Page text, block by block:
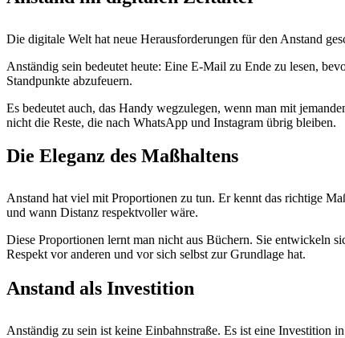
Die digitale Welt hat neue Herausforderungen für den Anstand
Anständig sein bedeutet heute: Eine E-Mail zu Ende zu lesen,
Standpunkte abzufeuern.
Es bedeutet auch, das Handy wegzulegen, wenn man mit
nicht die Reste, die nach WhatsApp und Instagram übrig bleiben.
Die Eleganz des Maßhaltens
Anstand hat viel mit Proportionen zu tun. Er kennt das richtige
und wann Distanz respektvoller wäre.
Diese Proportionen lernt man nicht aus Büchern. Sie entwickeln
Respekt vor anderen und vor sich selbst zur Grundlage hat.
Anstand als Investition
Anständig zu sein ist keine Einbahnstraße. Es ist eine Investition